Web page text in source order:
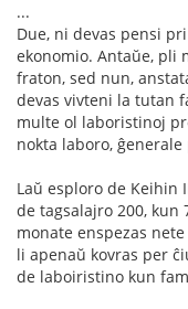
...
Due, ni devas pensi
ekonomio. Antaŭe, pli
fraton, sed nun,
devas vivteni la tutan
multe ol laboristinoj
nokta laboro,
Laŭ esploro de Keihin
de tagsalajro 200,
monate enspezas
li apenaŭ kovras per
de laboiristino kun